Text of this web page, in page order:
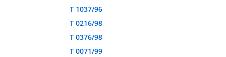
T 1037/96
T 0216/98
T 0376/98
T 0071/99